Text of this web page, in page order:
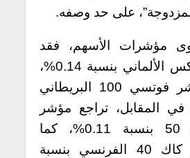
على حد وصفه.
مؤشرات الأسهم، فقد
ارتفع مؤشر داكس الألماني بنسبة 0.14%،
بينما صعد مؤشر فوتسي 100 البريطاني
0.58%. في المقابل، تراجع مؤشر
يورو ستوكس 50 بنسبة 0.11%، كما
انخفض مؤشر كاك 40 الفرنسي بنسبة